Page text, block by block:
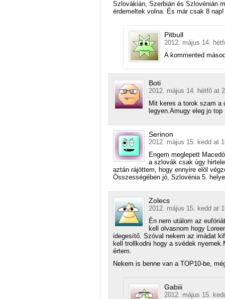
Szlovákián, Szerbián és Szlovénián
érdemeltek volna. És már csak 8
Pitbull
2012. május 14.
A kommented
Boti
2012. május 14. hétfő at
Mit keres a torok szam a
legyen.Amugy eleg jo top
Serinon
2012. május 15. kedd at
Engem meglepett
a szlovák csak úgy
aztán rájöttem, hogy ennyire elöl
Összességében jó, Szlovénia 5.
Zolecs
2012. május 15. kedd at
Én nem utálom az
kell olvasnom hogy
idegesítő. Szóval nekem az imádat
kell trollkodni hogy a svédek
értem.
Nekem is benne van a TOP10-be,
Gabiii
2012. május 15.